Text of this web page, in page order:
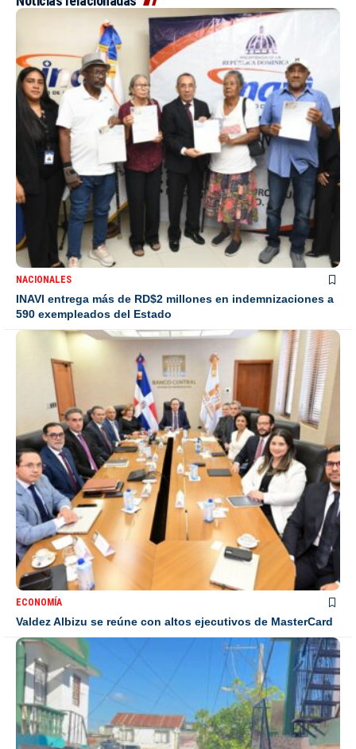
NACIONALES
INAVI entrega más de RD$2 millones en indemnizaciones a
590 exempleados del Estado
ECONOMÍA
Valdez Albizu se reúne con altos ejecutivos de MasterCard